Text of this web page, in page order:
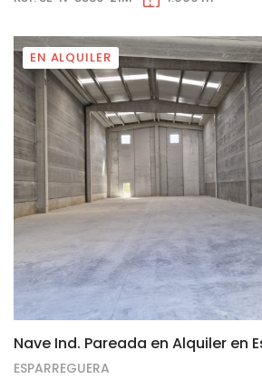
EN ALQUILER
Nave Ind. Pareada en Alquiler en
ESPARREGUERA